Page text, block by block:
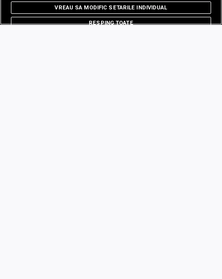
RESPING TOATE
VREAU SA MODIFIC SETARILE INDIVIDUAL